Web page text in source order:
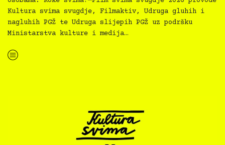
Kultura svima svugdje, Filmaktiv, Udruga gluhih i
nagluhih PGŽ te Udruga slijepih PGŽ uz podršku
Ministarstva kulture i medija…
“Koke svima — inkluzivna Film svima x Kino Mediteran projekcija u Ljetnom kinu Bačvice”